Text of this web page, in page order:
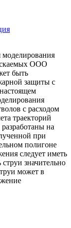
ООО
быть
защиты с
с расходом
траекторий
на
при
полигоне
следует иметь
струи значительно
может в